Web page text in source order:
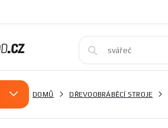
DOMŮ DŘEVOOBRÁBĚCÍ STROJE